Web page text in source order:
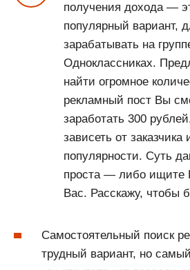
получения дохода —
популярный вариант,
зарабатывать на
Одноклассниках.
найти огромное
рекламный пост Вы
заработать 300
зависеть от
популярности. Суть
проста — либо
Вас. Расскажу, чтобы
Самостоятельный поиск
трудный вариант, но